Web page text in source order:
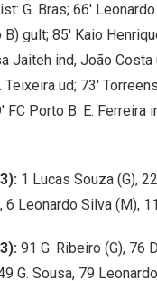
G. Bras; 66′
B) gult; 85′ Kaio
Jaiteh ind, João Costa
Teixeira ud; 73′
FC Porto B: E.
1 Lucas Souza (G),
6 Leonardo Silva (M),
91 G. Ribeiro (G), 76
G. Sousa, 79